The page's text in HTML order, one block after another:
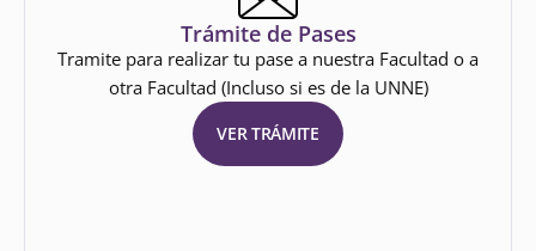
Trámite de Pases
Tramite para realizar tu pase a nuestra Facultad o a
otra Facultad (Incluso si es de la UNNE)
VER TRÁMITE